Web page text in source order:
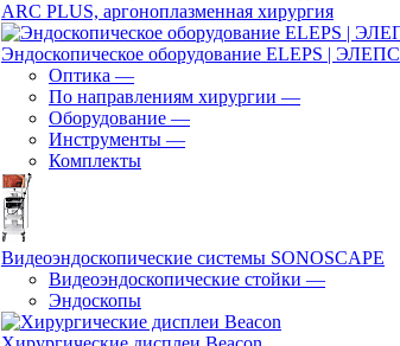
ARC PLUS, аргоноплазменная хирургия
Эндоскопическое оборудование ELEPS | ЭЛЕПС
Оптика —
По направлениям хирургии —
Оборудование —
Инструменты —
Комплекты
Видеоэндоскопические системы SONOSCAPE
Видеоэндоскопические стойки —
Эндоскопы